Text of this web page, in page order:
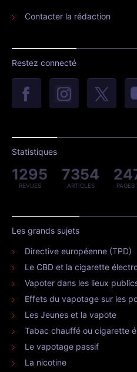
Contacter la rédaction
Restez connecté
Statistiques
1295
REVUES
7354
ARTICLES
Les grands sujets
Directive européenne (TPD)
Le CBD et la cigarette
Vapoter dans les lieux
Effets du vapotage sur les
Les Jeunes et la vapote
Tabac chauffé ou cigarette
Le vapotage passif
La nicotine